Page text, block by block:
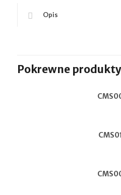
Opis
Pokrewne produkty